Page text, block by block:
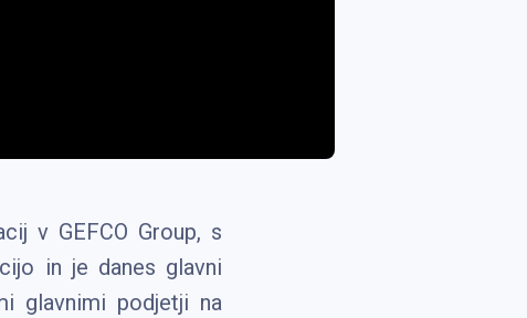
v GEFCO Group, s
in je danes glavni
glavnimi podjetji na